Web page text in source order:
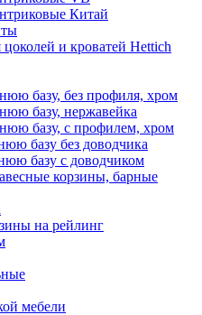
Китай
и кроватей Hettich
базу, без профиля, хром
базу, нержавейка
базу, с профилем, хром
базу без доводчика
базу с доводчиком
корзины, барные
на рейлинг
мебели